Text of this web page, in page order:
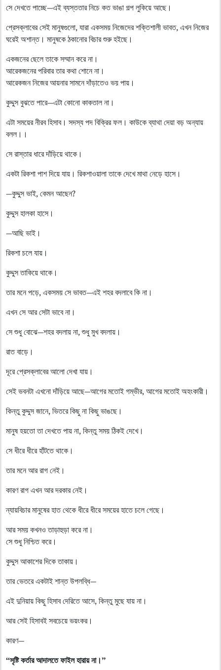
সে দেখতে পাচ্ছে—এই ব্যস্ততার নিচে কত ভাঙা গল্প লুকিয়ে আছে।
প্রেসক্লাবের সেই মানুষগুলো, যারা একসময় নিজেদের শক্তিশালী ভাবত, এখন নিজের
ঘরেই অশান্ত। মানুষকে ঠকানোর বিচার শুরু হইছে।
একজনের ছেলে তাকে সম্মান করে না।
আরেকজনের পরিবার তার কথা শোনে না।
আরেকজন নিজের আয়নার সামনে দাঁড়াতেও ভয় পায়।
কুদ্দুস বুঝতে পারে—এটা কোনো কাকতাল না।
এটা সময়ের নীরব হিসাব। সদস্য পদ বিক্রির ফল। কাউকে ব্যাথা দেয়া বড় অন্যায়
বলল।।
সে রাস্তার ধারে দাঁড়িয়ে থাকে।
একটা রিকশা পাশ দিয়ে যায়। রিকশাওয়ালা তাকে দেখে মাথা নেড়ে হাসে।
—কুদ্দুস ভাই, কেমন আছেন?
কুদ্দুস হালকা হাসে।
—আছি ভাই।
রিকশা চলে যায়।
কুদ্দুস তাকিয়ে থাকে।
তার মনে পড়ে, একসময় সে ভাবত—এই শহর বদলাবে কি না।
এখন সে আর সেটা ভাবে না।
সে শুধু বোঝে—শহর বদলায় না, শুধু মুখ বদলায়।
রাত বাড়ে।
দূরে প্রেসক্লাবের আলো দেখা যায়।
সেই ভবনটা এখনো দাঁড়িয়ে আছে—আগের মতোই গম্ভীর, আগের মতোই অহংকারী।
কিন্তু কুদ্দুস জানে, ভিতরে কিছু না কিছু ভাঙছে।
মানুষ হয়তো তা দেখতে পায় না, কিন্তু সময় ঠিকই দেখে।
সে ধীরে ধীরে হাঁটতে থাকে।
তার মনে আর রাগ নেই।
কারণ রাগ এখন আর দরকার নেই।
ন্যায়বিচার মানুষের হাত থেকে ধীরে ধীরে সময়ের হাতে চলে গেছে।
আর সময় কখনও তাড়াহুড়া করে না।
সে শুধু নিশ্চিত করে।
কুদ্দুস আকাশের দিকে তাকায়।
তার ভেতরে একটাই শান্ত উপলব্ধি—
এই দুনিয়ায় কিছু হিসাব দেরিতে আসে, কিন্তু মুছে যায় না।
আর সেই হিসাবই সবচেয়ে ভয়ংকর।
কারণ—
“সৃষ্টি কর্তার আদালতে ফাইল হারায় না।”